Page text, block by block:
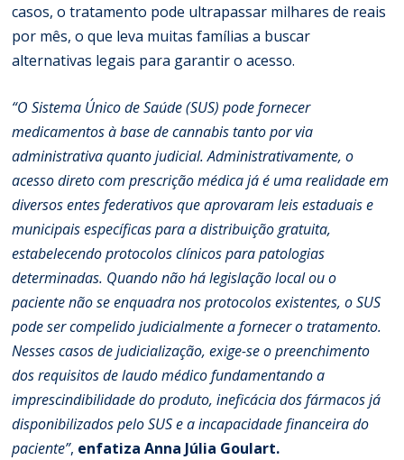
casos, o tratamento pode ultrapassar milhares de reais
por mês, o que leva muitas famílias a buscar
alternativas legais para garantir o acesso.
“OSistema Único de Saúde (SUS) pode fornecer
medicamentos à base de cannabis tanto por via
administrativa quanto judicial. Administrativamente, o
acesso direto com prescrição médica já é uma realidade em
diversos entes federativos que aprovaram leis estaduais e
municipais específicas para a distribuição gratuita,
estabelecendo protocolos clínicos para patologias
determinadas. Quando não há legislação local ou o
paciente não se enquadra nos protocolos existentes, o SUS
pode ser compelido judicialmente a fornecer o tratamento.
Nesses casos de judicialização, exige-se o preenchimento
dos requisitos de laudo médico fundamentando a
imprescindibilidade do produto, ineficácia dos fármacos já
disponibilizados pelo SUS e a incapacidade financeira do
paciente”, enfatiza Anna Júlia Goulart.